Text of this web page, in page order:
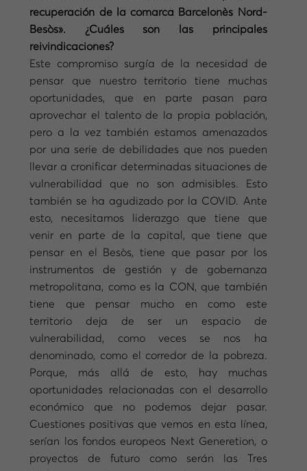
recuperación de la comarca Barcelonès Nord-
Besòs». ¿Cuáles son las principales
reivindicaciones?
Este compromiso surgía de la necesidad de
pensar que nuestro territorio tiene muchas
oportunidades, que en parte pasan para
aprovechar el talento de la propia población,
pero a la vez también estamos amenazados
por una serie de debilidades que nos pueden
llevar a cronificar determinadas situaciones de
vulnerabilidad que no son admisibles. Esto
también se ha agudizado por la COVID. Ante
esto, necesitamos liderazgo que tiene que
venir en parte de la capital, que tiene que
pensar en el Besòs, tiene que pasar por los
instrumentos de gestión y de gobernanza
metropolitana, como es la CON, que también
tiene que pensar mucho en como este
territorio deja de ser un espacio de
vulnerabilidad, como veces se nos ha
denominado, como el corredor de la pobreza.
Porque, más allá de esto, hay muchas
oportunidades relacionadas con el desarrollo
económico que no podemos dejar pasar.
Cuestiones positivas que vemos en esta línea,
serían los fondos europeos Next Generetion, o
proyectos de futuro como serán las Tres